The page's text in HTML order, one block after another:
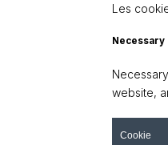
Les
Necessary
website,
Cookie